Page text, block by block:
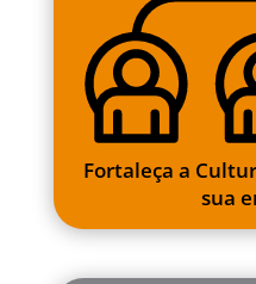
Fortaleça a
sua